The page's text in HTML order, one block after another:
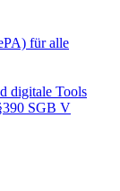
für alle
digitale Tools
SGB V